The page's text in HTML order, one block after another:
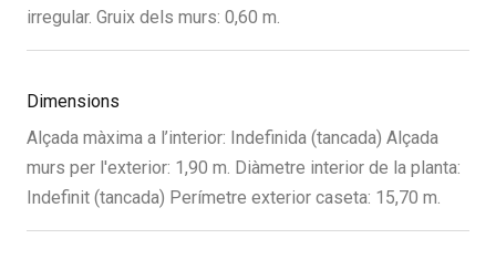
irregular. Gruix dels murs: 0,60 m.
Dimensions
Alçada màxima a l’interior: Indefinida (tancada) Alçada
murs per l'exterior: 1,90 m. Diàmetre interior de la planta:
Indefinit (tancada) Perímetre exterior caseta: 15,70 m.